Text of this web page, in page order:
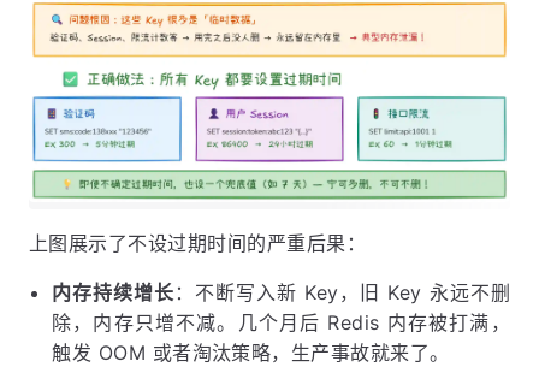
上图展示了不设过期时间的严重后果：
内存持续增长：不断写入新 Key，旧 Key 永远不删
除，内存只增不减。几个月后 Redis 内存被打满，
触发 OOM 或者淘汰策略，生产事故就来了。